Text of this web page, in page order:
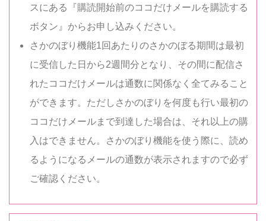
スにある『購読開始前のココだけメールを購読する
ボタン』からお申し込みください。
さかのぼり機能1回あたりのさかのぼる期間は最初
に受信した日から2週間分となり、その間に配信さ
れたココだけメールは通数に関係なく全てみること
ができます。ただしさかのぼりを何度も行い最初の
ココだけメールまで到達した場合は、それ以上の購
入はできません。さかのぼり機能を使う際に、読め
るようになるメールの通数が表示されますので必ず
ご確認ください。